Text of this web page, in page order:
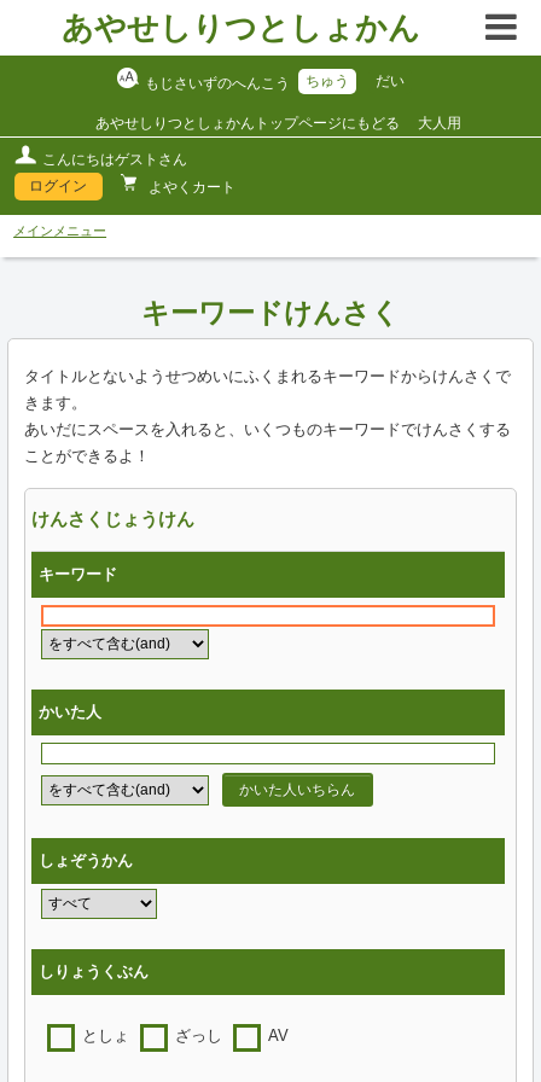
あやせしりつとしょかん
もじさいずのへんこう ちゅう だい
あやせしりつとしょかんトップページにもどる 大人用
こんにちはゲストさん
ログイン
よやくカート
メインメニュー
キーワードけんさく
タイトルとないようせつめいにふくまれるキーワードからけんさくで
きます。
あいだにスペースを入れると、いくつものキーワードでけんさくする
ことができるよ！
けんさくじょうけん
キーワード
かいた人
かいた人いちらん
しょぞうかん
しりょうくぶん
としょ ざっし AV